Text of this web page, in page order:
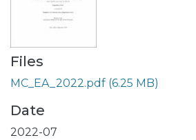
Files
MC_EA_2022.pdf (6.25 MB)
Date
2022-07